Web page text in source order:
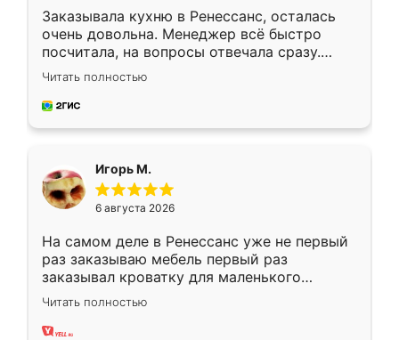
Заказывала кухню в Ренессанс, осталась
очень довольна. Менеджер всё быстро
посчитала, на вопросы отвечала сразу.
Замерщик приехал в субботу, подошёл к
делу со всей ответственностью. Собрали
за день, ребята работали аккуратно, даже
Читать полностью
Игорь М.
6 августа 2026
На самом деле в Ренессанс уже не первый
раз заказываю мебель первый раз
заказывал кроватку для маленького
ребёнка при его рождении ,во второй раз
заказал шкаф-купе. По качеству очень
хорошее сборка достаточно быстрая,
Читать полностью